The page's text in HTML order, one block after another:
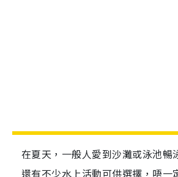
在夏天，一般人愛到沙灘或泳池暢
還有不少水上活動可供選擇，唔一